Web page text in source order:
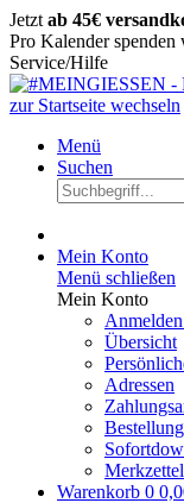
Jetzt ab 45€
Pro Kalender spenden
Service/Hilfe
Menü
Suchen
Mein Konto
Menü schließen
Mein Konto
Anmelden
Übersicht
Adressen
Merkzettel
Warenkorb 0